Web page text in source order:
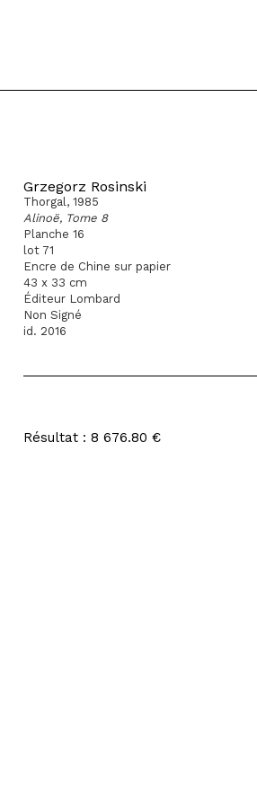
Grzegorz Rosinski
Thorgal, 1985
Alinoë, Tome 8
Planche 16
lot 71
Encre de Chine sur papier
43 x 33 cm
Éditeur Lombard
Non Signé
id. 2016
Résultat : 8 676.80 €